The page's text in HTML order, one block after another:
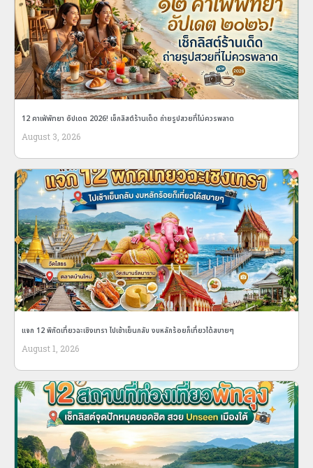
12 คาเฟ่พัทยา อัปเดต 2026! เช็กลิสต์ร้านเด็ด ถ่ายรูปสวยที่ไม่ควรพลาด
August 3, 2026
แจก 12 พิกัดเที่ยวฉะเชิงเทรา ไปเช้าเย็นกลับ งบหลักร้อยก็เที่ยวได้สบายๆ
August 1, 2026